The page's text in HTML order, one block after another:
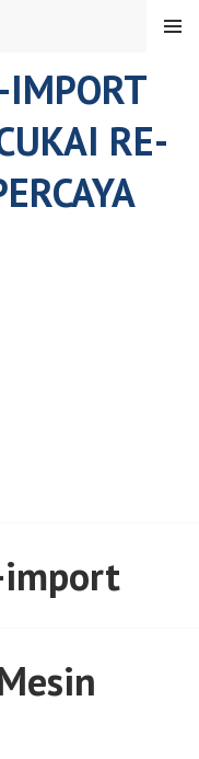
IMPORT
RE-
MENU
import